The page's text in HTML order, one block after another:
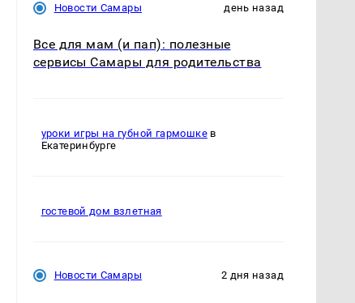
Новости Самары день назад
Все для мам (и пап): полезные
сервисы Самары для родительства
уроки игры на губной гармошкев
Екатеринбурге
гостевой дом взлетная
Новости Самары 2 дня назад